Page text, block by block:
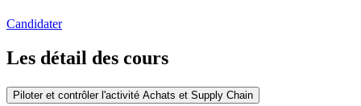
Candidater
Les détail des cours
Piloter et contrôler l'activité Achats et Supply Chain